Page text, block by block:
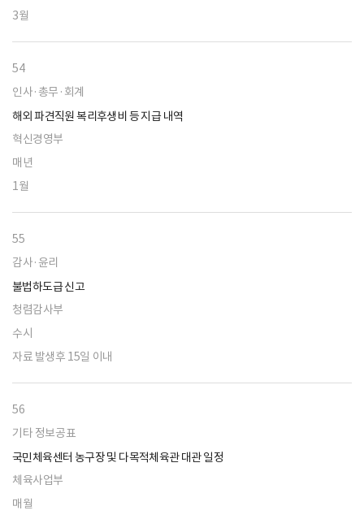
3월
54
인사·총무·회계
해외 파견직원 복리후생비 등 지급 내역
혁신경영부
매년
1월
55
감사·윤리
불법하도급 신고
청렴감사부
수시
자료 발생후 15일 이내
56
기타 정보공표
국민체육센터 농구장 및 다목적체육관 대관 일정
체육사업부
매월